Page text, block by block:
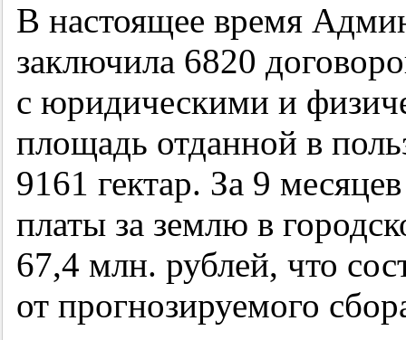
В настоящее время
заключила 6820
с юридическими и
площадь отданной в
9161 гектар. За 9
платы за землю в
67,4 млн. рублей, что
от прогнозируемого